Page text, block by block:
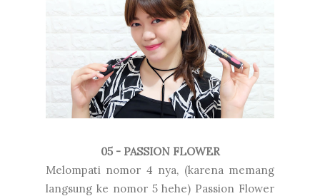
05 - PASSION FLOWER
Melompati nomor 4 nya, (karena memang
langsung ke nomor 5 hehe) Passion Flower